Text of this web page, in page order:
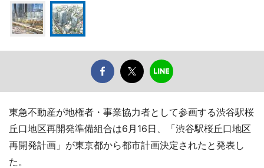
東急不動産が地権者・事業協力者として参画する渋谷駅桜
丘口地区再開発準備組合は6月16日、「渋谷駅桜丘口地区
再開発計画」が東京都から都市計画決定されたと発表し
た。